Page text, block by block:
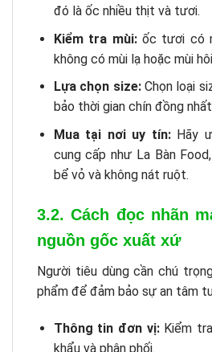
đó là ốc nhiều thịt và tươi.
Kiểm tra mùi:ốc tươi có
không có mùi lạ hoặc mùi
Lựa chọn size:Chọn loại
bảo thời gian chín đồng
Mua tại nơi uy tín:Hãy
cung cấp như La Bàn
bể vỏ và không nát ruột.
3.2. Cách đọc nhãn
nguồn gốc xuất xứ
Người tiêu dùng cần chú
phẩm để đảm bảo sự an tâm
Thông tin đơn vị:Kiểm
khẩu và phân phối.